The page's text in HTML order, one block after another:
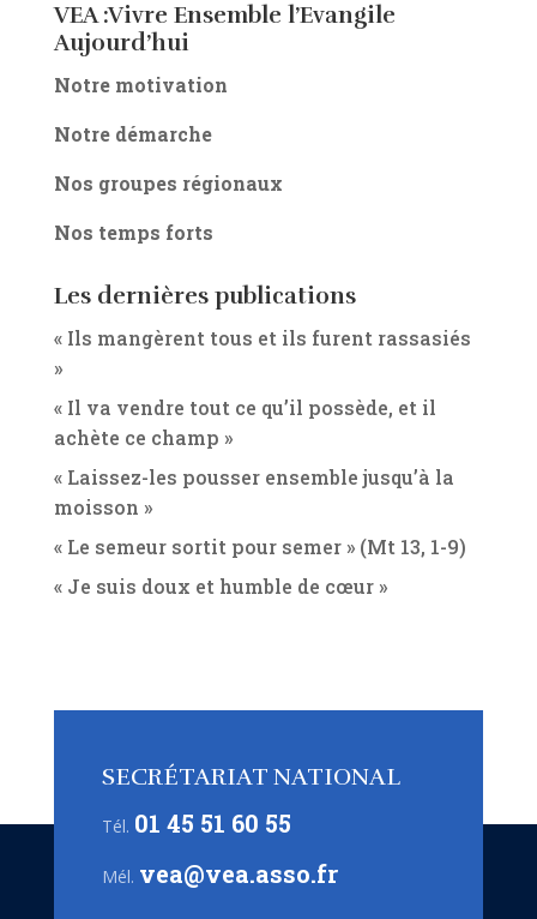
VEA :Vivre Ensemble l’Evangile
Aujourd’hui
Notre motivation
Notre démarche
Nos groupes régionaux
Nos temps forts
Les dernières publications
« Ils mangèrent tous et ils furent rassasiés
»
« Il va vendre tout ce qu’il possède, et il
achète ce champ »
« Laissez-les pousser ensemble jusqu’à la
moisson »
« Le semeur sortit pour semer » (Mt 13, 1-9)
« Je suis doux et humble de cœur »
SECRÉTARIAT NATIONAL
Tél. 01 45 51 60 55
Mél. vea@vea.asso.fr